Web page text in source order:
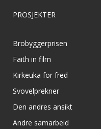
PROSJEKTER
Brobyggerprisen
Faith in film
Kirkeuka for fred
Svovelprekner
Den andres ansikt
Andre samarbeid